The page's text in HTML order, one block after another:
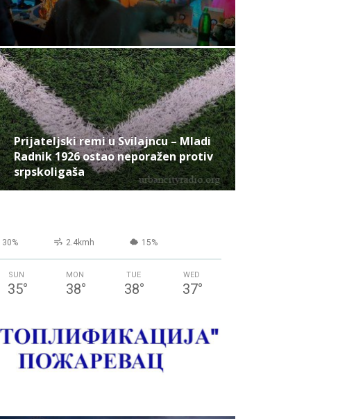
Prijateljski remi u Svilajncu – Mladi
Radnik 1926 ostao neporažen protiv
srpskoligaša
30% 2.4kmh 15%
SUN
35°
MON
38°
TUE
38°
WED
37°